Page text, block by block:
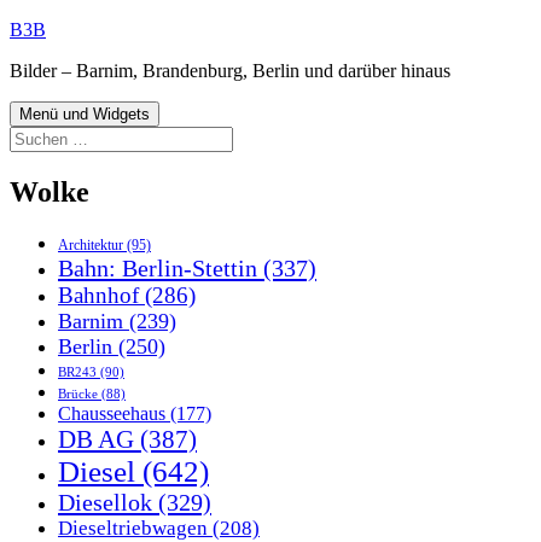
Zum
springen
B3B
Bilder – Barnim, Brandenburg, Berlin und darüber hinaus
Menü und Widgets
Suchen
nach:
Wolke
Architektur (95)
Bahn: Berlin-Stettin (337)
Bahnhof(286)
Barnim (239)
Berlin (250)
BR243 (90)
Brücke (88)
Chausseehaus (177)
DB AG (387)
Diesel (642)
Diesellok (329)
Dieseltriebwagen (208)